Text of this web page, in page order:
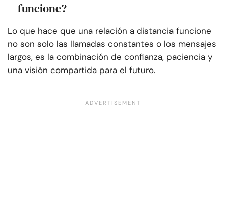
funcione?
Lo que hace que una relación a distancia funcione
no son solo las llamadas constantes o los mensajes
largos, es la combinación de confianza, paciencia y
una visión compartida para el futuro.